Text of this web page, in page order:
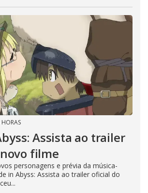
Assista ao trailer
filme
personagens e prévia da música-
in Abyss: Assista ao trailer oficial do